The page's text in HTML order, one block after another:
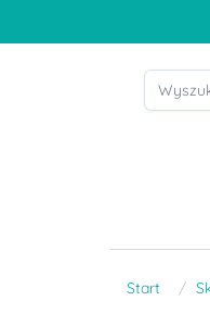
Start